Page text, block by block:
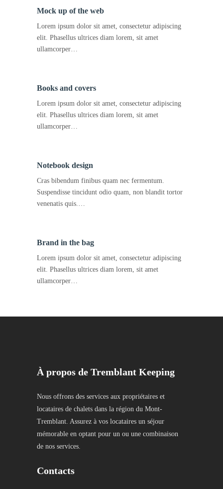
Mock up of the web
Lorem ipsum dolor sit amet, consectetur adipiscing
elit. Phasellus ultrices diam lorem, sit amet
ullamcorper…
Books and covers
Lorem ipsum dolor sit amet, consectetur adipiscing
elit. Phasellus ultrices diam lorem, sit amet
ullamcorper…
Notebook design
Cras bibendum finibus quam nec fermentum.
Suspendisse tincidunt odio quam, non blandit tortor
venenatis quis.…
Brand in the bag
Lorem ipsum dolor sit amet, consectetur adipiscing
elit. Phasellus ultrices diam lorem, sit amet
ullamcorper…
À propos de Tremblant Keeping
Nous offrons des services aux propriétaires et
locataires de chalets dans la région du Mont-
Tremblant. Assurez à vos locataires un séjour
mémorable en optant pour un ou une combinaison
de nos services.
Contacts